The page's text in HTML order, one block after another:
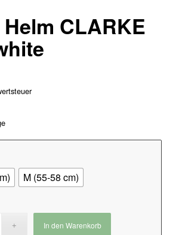
CLARKE
M (55-58 cm)
In den Warenkorb